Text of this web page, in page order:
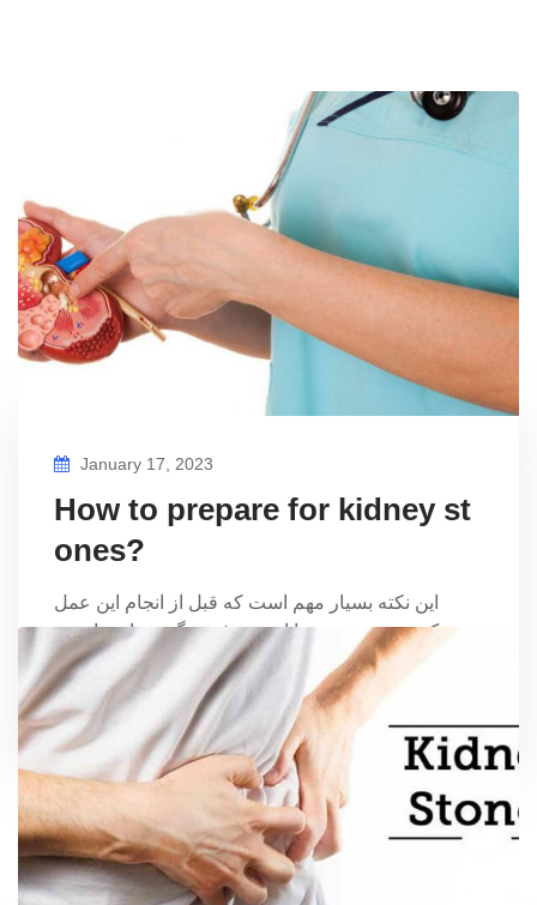
January 17, 2023
How to prepare for kidney st
ones?
این نکته بسیار مهم است که قبل از انجام این عمل
پزشک متخصص خود را از مصرف هرگونه ماده دارویی،
…
the manager